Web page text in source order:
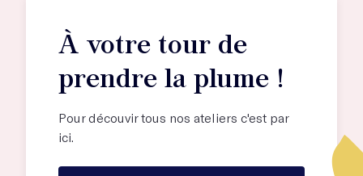
À votre tour de
prendre la plume !
Pour découvir tous nos ateliers c'est par
ici.